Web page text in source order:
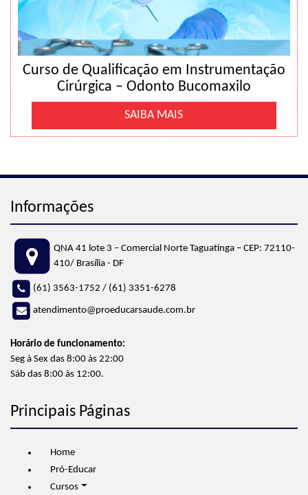
Curso de Qualificação em Instrumentação
Cirúrgica – Odonto Bucomaxilo
SAIBA MAIS
Informações
QNA 41 lote 3 – Comercial Norte Taguatinga – CEP: 72110-
410/ Brasília - DF
(61) 3563-1752 / (61) 3351-6278
atendimento@proeducarsaude.com.br
Horário de funcionamento:
Seg à Sex das 8:00 às 22:00
Sáb das 8:00 às 12:00.
Principais Páginas
Home
Pró-Educar
Cursos